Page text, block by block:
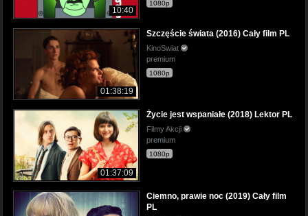
10:40
1080p
01:38:19
Szczęście świata (2016) Cały film PL
KinoSwiat
premium
1080p
01:37:09
Życie jest wspaniałe (2018) Lektor PL
Filmy Akcji
premium
1080p
Ciemno, prawie noc (2019) Cały film
PL